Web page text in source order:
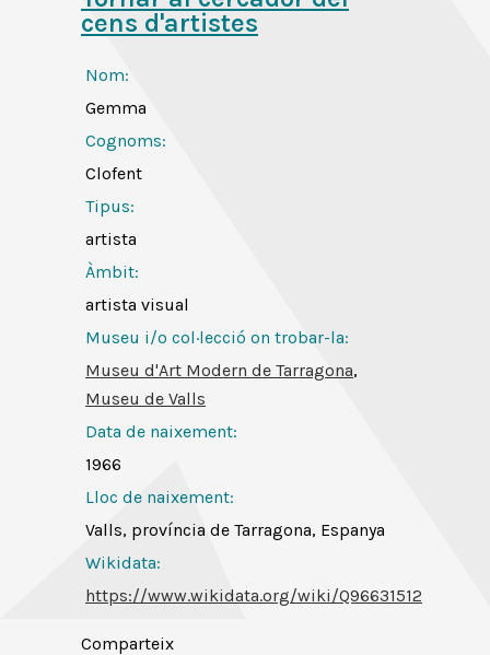
cens d'artistes
Nom:
Gemma
Cognoms:
Clofent
Tipus:
artista
Àmbit:
artista visual
Museu i/o col·lecció on trobar-la:
Museu d'Art Modern de Tarragona,
Museu de Valls
Data de naixement:
1966
Lloc de naixement:
Valls, província de Tarragona, Espanya
Wikidata:
https://www.wikidata.org/wiki/Q96631512
Comparteix